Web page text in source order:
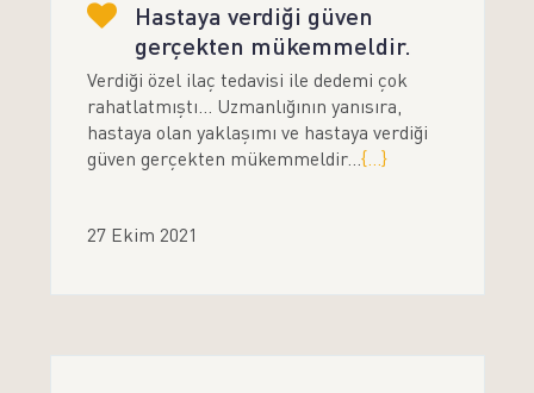
Hastaya verdiği güven
gerçekten mükemmeldir.
Verdiği özel ilaç tedavisi ile dedemi çok
rahatlatmıştı... Uzmanlığının yanısıra,
hastaya olan yaklaşımı ve hastaya verdiği
güven gerçekten mükemmeldir...{...}
27 Ekim 2021